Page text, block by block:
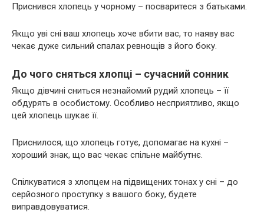
Приснився хлопець у чорному – посваритеся з батьками.
Якщо уві сні ваш хлопець хоче вбити вас, то наяву вас
чекає дуже сильний спалах ревнощів з його боку.
До чого сняться хлопці – сучасний сонник
Якщо дівчині сниться незнайомий рудий хлопець – її
обдурять в особистому. Особливо несприятливо, якщо
цей хлопець шукає її.
Приснилося, що хлопець готує, допомагає на кухні –
хороший знак, що вас чекає спільне майбутнє.
Спілкуватися з хлопцем на підвищених тонах у сні – до
серйозного проступку з вашого боку, будете
виправдовуватися.